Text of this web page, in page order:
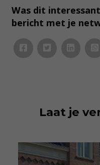
Was dit
bericht met je
Laat je